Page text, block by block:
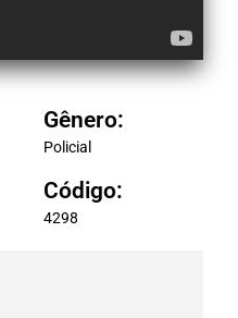
Gênero:
Policial
Código:
4298